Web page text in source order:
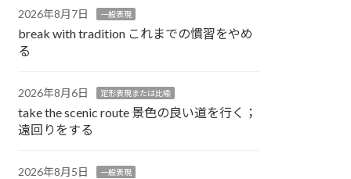
2026年8月7日 一般表現
break with tradition これまでの慣習をやめ
る
2026年8月6日 定形表現または比喩
take the scenic route 景色の良い道を行く；
遠回りをする
2026年8月5日 一般表現